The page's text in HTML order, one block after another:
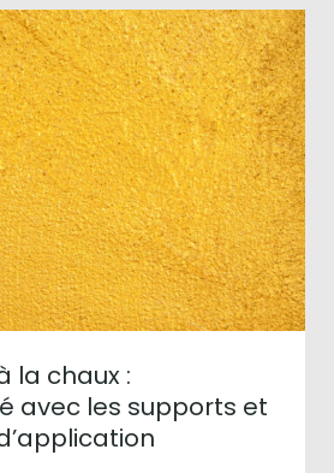
la chaux :
avec les supports et